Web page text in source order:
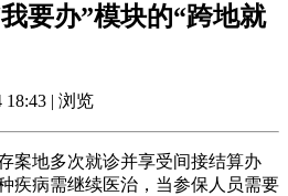
要办”模块的“跨地就
18:43 | 浏览
地多次就诊并享受间接结算办
疾病需继续医治，当参保人员需要